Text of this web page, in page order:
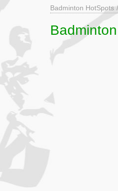
Badminton HotSpots